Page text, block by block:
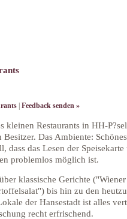
Feedback senden »
kleinen Restaurants in HH-
Das Ambiente: Schönes
dass das Lesen der Speisekarte
problemlos möglich ist.
klassische Gerichte ("Wiener
bis hin zu den
der Hansestadt ist alles
recht erfrischend.